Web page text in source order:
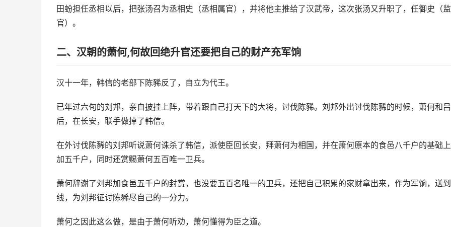
田蚡担任丞相以后，把张汤召为丞相史（丞相属官），并将他主推给了汉武帝，这次张汤又升职了，任御史（
官）。
二、汉朝的萧何,何故回绝升官还要把自己的财产充军饷
汉十一年，韩信的老部下陈豨反了，自立为代王。
已年过六旬的刘邦，亲自披挂上阵，带着跟自己打天下的大将，讨伐陈豨。刘邦外出讨伐陈豨的时候，萧何和吕
后，在长安，联手做掉了韩信。
在外讨伐陈豨的刘邦听说萧何诛杀了韩信，派使臣回长安，拜萧何为相国，并在萧何原本的食邑八千户的基础上
加五千户，同时还赏赐萧何五百唯一卫兵。
萧何辞谢了刘邦加食邑五千户的封赏，也没要五百名唯一的卫兵，还把自己积累的家财拿出来，作为军饷，送
线，为刘邦征讨陈豨尽自己的一分力。
萧何之因此这么做，是由于萧何听劝，萧何懂得为臣之道。